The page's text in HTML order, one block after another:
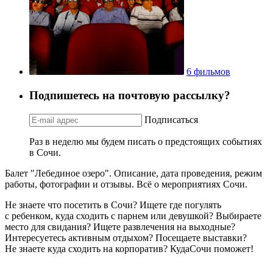
6 фильмов
Подпишетесь на почтовую рассылку?
Подписаться
Раз в неделю мы будем писать о предстоящих событиях
в Сочи.
Балет "Лебединое озеро". Описание, дата проведения, режим
работы, фотографии и отзывы. Всё о мероприятиях Сочи.
Не знаете что посетить в Сочи? Ищете где погулять
с ребенком, куда сходить с парнем или девушкой? Выбираете
место для свидания? Ищете развлечения на выходные?
Интересуетесь активным отдыхом? Посещаете выставки?
Не знаете куда сходить на корпоратив? КудаСочи поможет!